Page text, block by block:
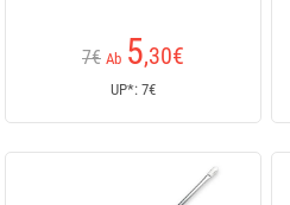
7€ Ab 5,30€
UP*: 7€